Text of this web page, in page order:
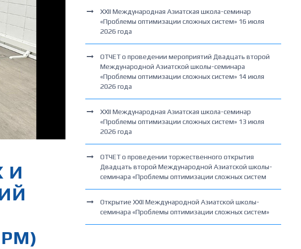
И
XXII Международная Азиатская школа-семинар
«Проблемы оптимизации сложных систем» 16 июля
2026 года
ОТЧЕТ о проведении мероприятий Двадцать второй
Международной Азиатской школы-семинара
«Проблемы оптимизации сложных систем» 14 июля
2026 года
XXII Международная Азиатская школа-семинар
«Проблемы оптимизации сложных систем» 13 июля
2026 года
ОТЧЕТ о проведении торжественного открытия
Двадцать второй Международной Азиатской школы-
семинара «Проблемы оптимизации сложных систем
Открытие XXII Международной Азиатской школы-
семинара «Проблемы оптимизации сложных систем»